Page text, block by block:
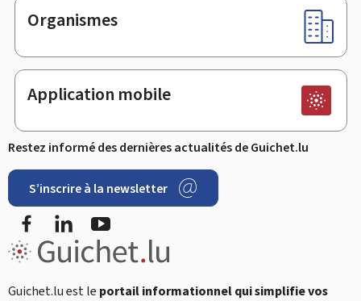
Organismes
Application mobile
Restez informé des dernières actualités de Guichet.lu
S’inscrire à la newsletter
FacebookLinkedIn
Guichet.lu est le portail informationnel qui simplifie vos